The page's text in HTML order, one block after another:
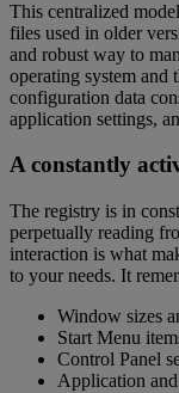
This centralized
files used in older
and robust way to
operating system and
configuration data
application settings,
A constantly
The registry is in
perpetually reading
interaction is what
to your needs. It
Window sizes
Start Menu
Control Panel
Application